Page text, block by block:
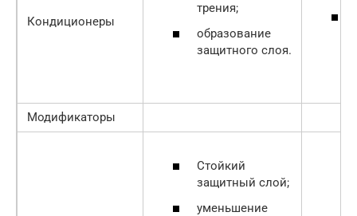
Кондиционеры
трения;
образование
защитного слоя.
Модификаторы
Стойкий
защитный слой;
уменьшение